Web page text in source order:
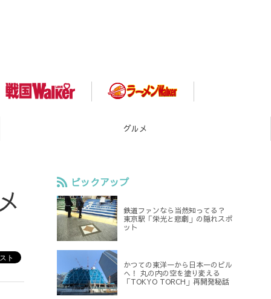
スポット
ピックアップ
鉄道ファンなら当然知ってる？
東京駅「栄光と悲劇」の隠れスポ
ット
かつての東洋一から日本一のビル
へ！ 丸の内の空を塗り変える
「TOKYO TORCH」再開発秘話